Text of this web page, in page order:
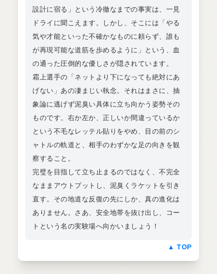
設計に宿る」という冷徹なまでの事実は、一見
ドライに聞こえます。しかし、そこには「やる
気や才能といった不確かなものに頼らず、誰も
が再現可能な道筋を歩めるように」という、血
の通った圧倒的な優しさが隠されています。
霜上選手の「ネットより下になっても絶対にあ
げない」あの凄まじい執念。それはまさに、抽
象論に逃げず泥臭い具体に立ち向かう姿勢その
ものです。右か左か、正しいか間違っているか
という不毛なレッテル貼りをやめ、目の前のシ
ャトルの軌道と、相手のわずかな足の向きを観
察すること。
完璧を目指して立ち止まるのではなく、不完全
なままアウトプットし、泥臭くラケットを引き
直す。その地道な反復の先にしか、真の進化は
ありません。さあ、安全地帯を抜け出し、コー
トという名の実験場へ向かいましょう！
▲ TOP